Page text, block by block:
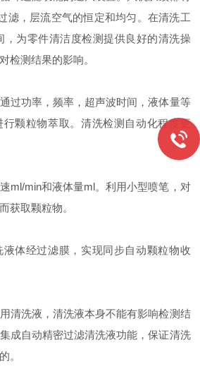
滤，层流空气的恒定和均匀。在清洗工
，为零件清洁度检测提供良好的清洗操
检测结果的影响。
功率，频率，超声波时间，液体量等
颗粒物萃取。清洗检测自动化程度更
min和液体量ml。利用小型喷笔，对
获取颗粒物。
体经过滤膜，实现同步自动颗粒物收
洗液，清洗液本身不能有影响检测结
成自动精密过滤清洗液功能，保证清洗
。